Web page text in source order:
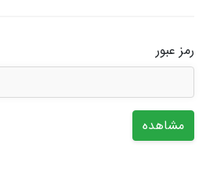
رمز عبور
مشاهده